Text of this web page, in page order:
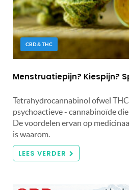
CBD & THC
Menstruatiepijn? Kiespijn?
Tetrahydrocannabinol ofwel
psychoactieve - cannabinoïde
De voordelen ervan op
is waarom.
LEES VERDER